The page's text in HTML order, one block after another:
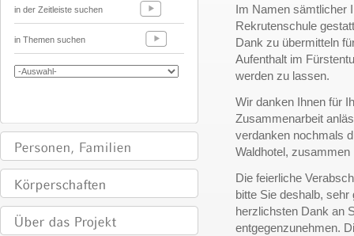
in der Zeitleiste suchen
in Themen suchen
Im Namen sämtlicher
Rekrutenschule
Dank zu übermitteln
Aufenthalt im
werden zu lassen.
Wir danken Ihnen für
Zusammenarbeit
verdanken nochmals
Waldhotel,
Die feierliche
bitte Sie deshalb,
herzlichsten Dank an
entgegenzunehmen.